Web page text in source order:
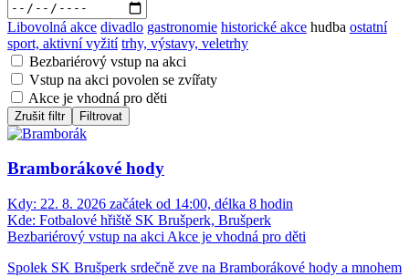
Libovolná akce divadlo gastronomie historické akce hudba ostatní
sport, aktivní vyžití trhy, výstavy, veletrhy
Bezbariérový vstup na akci
Vstup na akci povolen se zvířaty
Akce je vhodná pro děti
Zrušit filtr Filtrovat
Bramborákové hody
Kdy: 22. 8. 2026 začátek od 14:00, délka 8 hodin
Kde: Fotbalové hřiště SK Brušperk, Brušperk
Bezbariérový vstup na akci Akce je vhodná pro děti
Spolek SK Brušperk srdečně zve na Bramborákové hody a mnohem